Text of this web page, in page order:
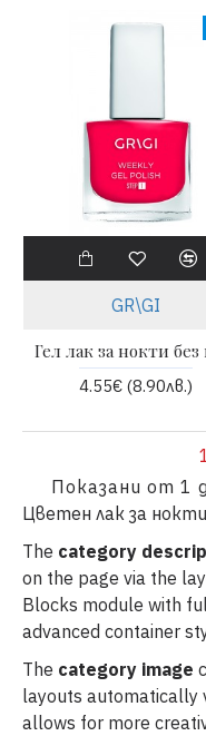
Цветен лак за
The category
on the page via the
Blocks module with
advanced container
The category image
layouts automatically
allows for more
GR\GI
4.55€ (8.90лв.)
Показани от 1